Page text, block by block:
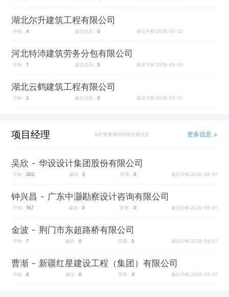
湖北尔升建筑工程有限公司
中标: 4 诚信信息: 0 最近中标:2026-09-22
河北特沛建筑劳务分包有限公司
中标: 1 诚信信息: 0 最近中标:2026-08-30
湖北云鹤建筑工程有限公司
中标: 2 诚信信息: 0 最近中标:2026-08-10
项目经理 实时更新项目经理在建信息 更多信息 >
吴欣 - 华设设计集团股份有限公司
中标: 202 诚信: 0 荣誉: 0 最近中标:2026-08-07
钟兴昌 - 广东中灏勘察设计咨询有限公司
中标: 167 诚信: 0 荣誉: 0 最近中标:2026-08-07
金波 - 荆门市东超路桥有限公司
中标: 7 诚信: 0 荣誉: 0 最近中标:2026-08-07
曹渐 - 新疆红星建设工程（集团）有限公司
中标: 8 诚信: 0 荣誉: 0 最近中标:2026-08-07